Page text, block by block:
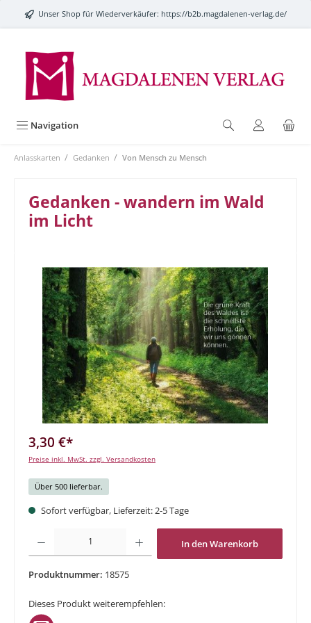
springenUnser Shop für Wiederverkäufer: https://b2b.magdalenen-verlag.de/
Navigation
Anlasskarten / Gedanken / Von Mensch zu Mensch
Gedanken - wandern im Wald
im Licht
Bildergalerie überspringen
3,30 €*
Preise inkl. MwSt. zzgl. Versandkosten
Über 500 lieferbar.
Sofort verfügbar, Lieferzeit: 2-5 Tage
Produkt Anzahl: Gib den gewünschten Wert ein oder benutze die Schaltflächen um
In den Warenkorb
Produktnummer: 18575
Dieses Produkt weiterempfehlen: